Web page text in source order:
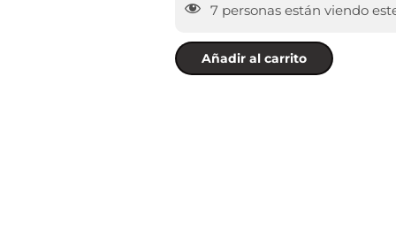
7 personas están viendo
Añadir al carrito